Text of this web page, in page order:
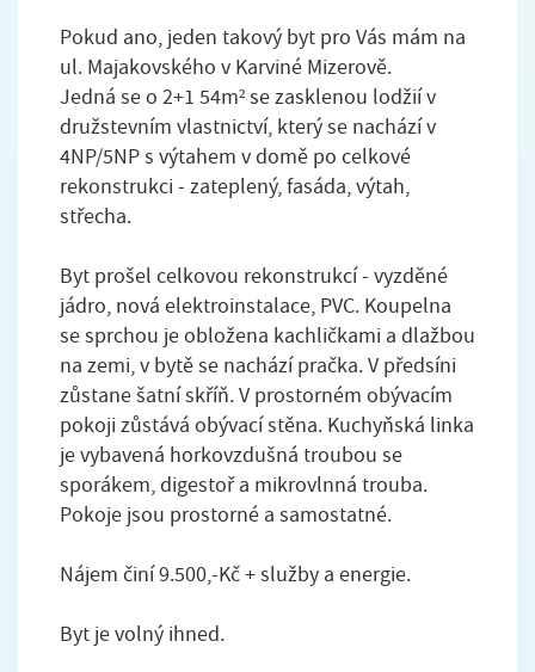
Pokud ano, jeden takový byt pro Vás mám na
ul. Majakovského v Karviné Mizerově.
Jedná se o 2+1 54m² se zasklenou lodžií v
družstevním vlastnictví, který se nachází v
4NP/5NP s výtahem v domě po celkové
rekonstrukci - zateplený, fasáda, výtah,
střecha.
Byt prošel celkovou rekonstrukcí - vyzděné
jádro, nová elektroinstalace, PVC. Koupelna
se sprchou je obložena kachličkami a dlažbou
na zemi, v bytě se nachází pračka. V předsíni
zůstane šatní skříň. V prostorném obývacím
pokoji zůstává obývací stěna. Kuchyňská linka
je vybavená horkovzdušná troubou se
sporákem, digestoř a mikrovlnná trouba.
Pokoje jsou prostorné a samostatné.
Nájem činí 9.500,-Kč + služby a energie.
Byt je volný ihned.